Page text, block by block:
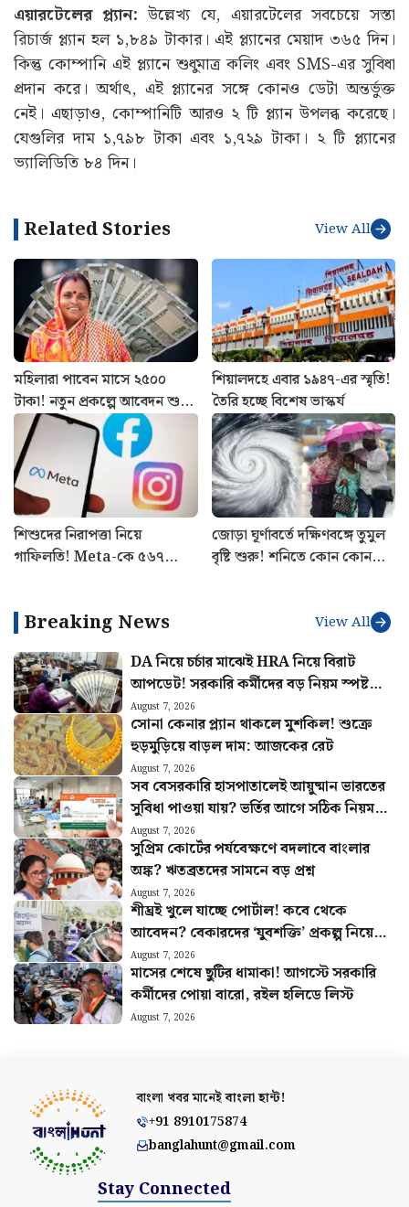
এয়ারটেলের প্ল্যান: উল্লেখ্য যে, এয়ারটেলের সবচেয়ে সস্তা
রিচার্জ প্ল্যান হল ১,৮৪৯ টাকার। এই প্ল্যানের মেয়াদ ৩৬৫ দিন।
কিন্তু কোম্পানি এই প্ল্যানে শুধুমাত্র কলিং এবং SMS-এর সুবিধা
প্রদান করে। অর্থাৎ, এই প্ল্যানের সঙ্গে কোনও ডেটা অন্তর্ভুক্ত
নেই। এছাড়াও, কোম্পানিটি আরও ২ টি প্ল্যান উপলব্ধ করেছে।
যেগুলির দাম ১,৭৯৮ টাকা এবং ১,৭২৯ টাকা। ২ টি প্ল্যানের
ভ্যালিডিতি ৮৪ দিন।
Related Stories View All
মহিলারা পাবেন মাসে ২৫০০
টাকা! নতুন প্রকল্পে আবেদন শুরু,
যোগ্যতা জানুন
শিয়ালদহে এবার ১৯৪৭-এর স্মৃতি!
তৈরি হচ্ছে বিশেষ ভাস্কর্য
শিশুদের নিরাপত্তা নিয়ে
গাফিলতি! Meta-কে ৫৬৭
জোড়া ঘূর্ণাবর্তে দক্ষিণবঙ্গে তুমুল
বৃষ্টি শুরু! শনিতে কোন কোন
Breaking News View All
DA নিয়ে চর্চার মাঝেই HRA নিয়ে বিরাট
আপডেট! সরকারি কর্মীদের বড় নিয়ম স্পষ্ট
করল কেন্দ্র
August 7, 2026
সোনা কেনার প্ল্যান থাকলে মুশকিল! শুক্রে
হুড়মুড়িয়ে বাড়ল দাম: আজকের রেট
August 7, 2026
সব বেসরকারি হাসপাতালেই আয়ুষ্মান ভারতের
সুবিধা পাওয়া যায়? ভর্তির আগে সঠিক নিয়ম
জানুন
August 7, 2026
সুপ্রিম কোর্টের পর্যবেক্ষণে বদলাবে বাংলার
অঙ্ক? ঋতব্রতদের সামনে বড় প্রশ্ন
August 7, 2026
শীঘ্রই খুলে যাচ্ছে পোর্টাল! কবে থেকে
আবেদন? বেকারদের ‘যুবশক্তি’ প্রকল্প নিয়ে
নয়া আপডেট
August 7, 2026
মাসের শেষে ছুটির ধামাকা! আগস্টে সরকারি
কর্মীদের পোয়া বারো, রইল হলিডে লিস্ট
August 7, 2026
বাংলা খবর মানেইবাংলা হান্ট!
+91 8910175874
banglahunt@gmail.com
Stay Connected